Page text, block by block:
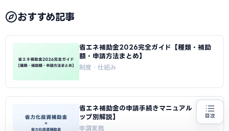
おすすめ記事
省エネ補助金2026完全ガイド【種類・補助
額・申請方法まとめ】
制度・仕組み
省エネ補助金の申請手続きマニュアル【ステ
ップ別解説】
申請実務
目次
省エネ設備の導入をお考えの方
専門家に無料相談する